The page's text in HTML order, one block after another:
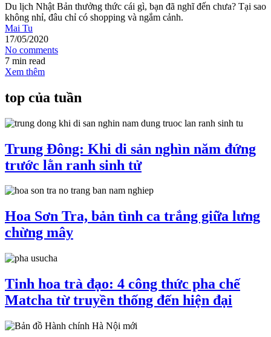
Du lịch Nhật Bản thưởng thức cái gì, bạn đã nghĩ đến chưa? Tại sao
không nhỉ, đâu chỉ có shopping và ngắm cảnh.
Mai Tu
17/05/2020
No comments
7 min read
Xem thêm
top của tuần
Trung Đông: Khi di sản nghìn năm đứng
trước lằn ranh sinh tử
Hoa Sơn Tra, bản tình ca trắng giữa lưng
chừng mây
Tinh hoa trà đạo: 4 công thức pha chế
Matcha từ truyền thống đến hiện đại